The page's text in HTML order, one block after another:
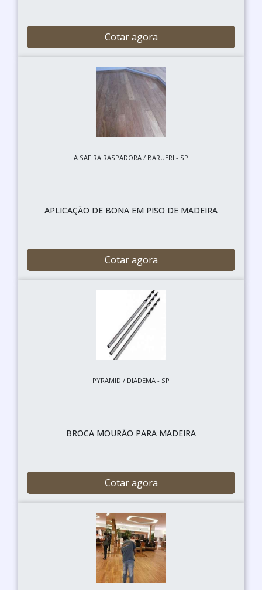
Cotar agora
A SAFIRA RASPADORA / BARUERI - SP
APLICAÇÃO DE BONA EM PISO DE MADEIRA
Cotar agora
PYRAMID / DIADEMA - SP
BROCA MOURÃO PARA MADEIRA
Cotar agora